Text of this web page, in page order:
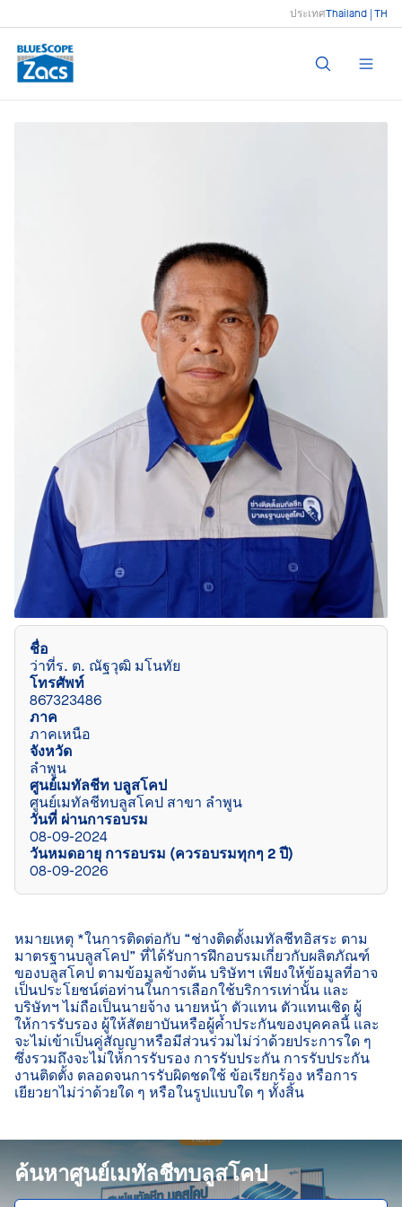
ประเทศThailand | TH
ชื่อ
ว่าที่ร. ต. ณัฐวุฒิ มโนทัย
โทรศัพท์
867323486
ภาค
ภาคเหนือ
จังหวัด
ลำพูน
ศูนย์เมทัลชีท บลูสโคป
ศูนย์เมทัลชีทบลูสโคป สาขา ลำพูน
วันที่ ผ่านการอบรม
08-09-2024
วันหมดอายุ การอบรม (ควรอบรมทุกๆ 2 ปี)
08-09-2026
หมายเหตุ *ในการติดต่อกับ “ช่างติดตั้งเมทัลชีทอิสระ ตาม
มาตรฐานบลูสโคป” ที่ได้รับการฝึกอบรมเกี่ยวกับผลิตภัณฑ์
ของบลูสโคป ตามข้อมูลข้างต้น บริษัทฯ เพียงให้ข้อมูลที่อาจ
เป็นประโยชน์ต่อท่านในการเลือกใช้บริการเท่านั้น และ
บริษัทฯ ไม่ถือเป็นนายจ้าง นายหน้า ตัวแทน ตัวแทนเชิด ผู้
ให้การรับรอง ผู้ให้สัตยาบันหรือผู้ค้ำประกันของบุคคลนี้ และ
จะไม่เข้าเป็นคู่สัญญาหรือมีส่วนร่วมไม่ว่าด้วยประการใด ๆ
ซึ่งรวมถึงจะไม่ให้การรับรอง การรับประกัน การรับประกัน
งานติดตั้ง ตลอดจนการรับผิดชดใช้ ข้อเรียกร้อง หรือการ
เยียวยาไม่ว่าด้วยใด ๆ หรือในรูปแบบใด ๆ ทั้งสิ้น
ค้นหาศูนย์เมทัลชีทบลูสโคป